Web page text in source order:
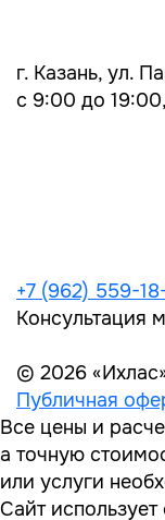
г. Казань, ул.
с 9:00 до
+7 (962) 559-
Консультация
© 2026
Публичная
Все цены и
а точную
или услуги
Сайт